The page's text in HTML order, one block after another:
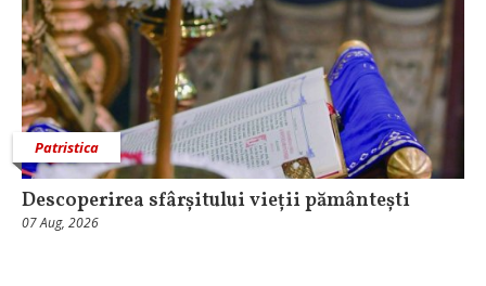
Patristica
Descoperirea sfârșitului vieții pământești
07 Aug, 2026